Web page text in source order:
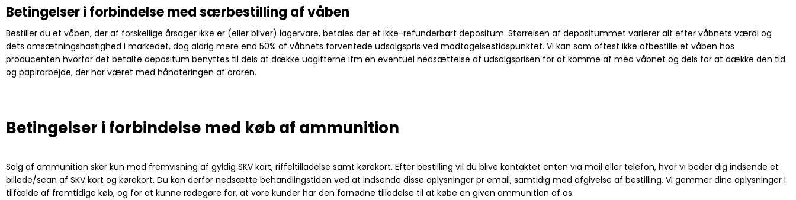
Betingelser i forbindelse med særbestilling af våben
Bestiller du et våben, der af forskellige årsager ikke er (eller bliver) lagervare, betales der et ikke-refunderbart depositum. Størrelsen af depositummet varierer alt efter våbnets værdi og
dets omsætningshastighed i markedet, dog aldrig mere end 50% af våbnets forventede udsalgspris ved modtagelsestidspunktet. Vi kan som oftest ikke afbestille et våben hos
producenten hvorfor det betalte depositum benyttes til dels at dække udgifterne ifm en eventuel nedsættelse af udsalgsprisen for at komme af med våbnet og dels for at dække den tid
og papirarbejde, der har været med håndteringen af ordren.
Betingelser i forbindelse med køb af ammunition
Salg af ammunition sker kun mod fremvisning af gyldig SKV kort, riffeltilladelse samt kørekort. Efter bestilling vil du blive kontaktet enten via mail eller telefon, hvor vi beder dig indsende et
billede/scan af SKV kort og kørekort. Du kan derfor nedsætte behandlingstiden ved at indsende disse oplysninger pr email, samtidig med afgivelse af bestilling. Vi gemmer dine oplysninger i
tilfælde af fremtidige køb, og for at kunne redegøre for, at vore kunder har den fornødne tilladelse til at købe en given ammunition af os.